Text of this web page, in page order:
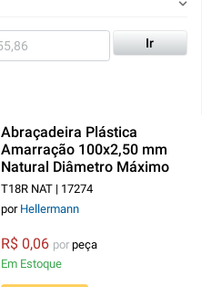
Ir
Abraçadeira Plástica
Amarração 100x2,50 mm
Natural Diâmetro Máximo
22 mm
T18R NAT | 17274
por Hellermann
R$ 0,06 por peça
Em Estoque